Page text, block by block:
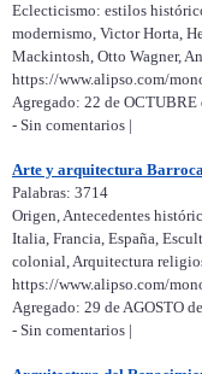
Eclecticismo: estilos
modernismo, Victor Horta,
Mackintosh, Otto Wagner,
https://www.alipso.com/
Agregado: 22 de
- Sin comentarios |
Arte y arquitectura
Palabras: 3714
Origen, Antecedentes
Italia, Francia, España,
colonial, Arquitectura
https://www.alipso.com/
Agregado: 29 de AGOSTO
- Sin comentarios |